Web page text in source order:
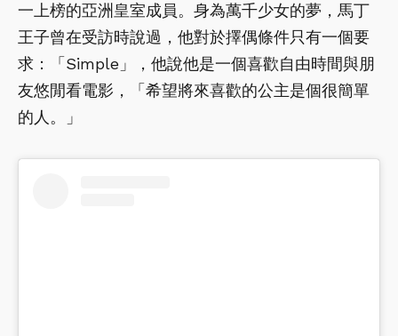
一上榜的亞洲皇室成員。身為萬千少女的夢，馬丁
王子曾在受訪時說過，他對於擇偶條件只有一個要
求：「Simple」，他說他是一個喜歡自由時間與朋
友悠閒看電影，「希望將來喜歡的公主是個很簡單
的人。」